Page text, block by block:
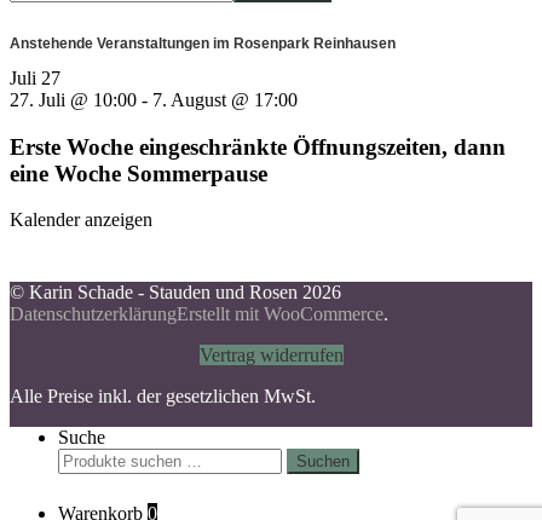
Anstehende Veranstaltungen im Rosenpark Reinhausen
Juli 27
27. Juli @ 10:00 - 7. August @ 17:00
Erste Woche eingeschränkte Öffnungszeiten, dann
eine Woche Sommerpause
Kalender anzeigen
© Karin Schade - Stauden und Rosen 2026
DatenschutzerklärungErstellt mit WooCommerce.
Vertrag widerrufen
Alle Preise inkl. der gesetzlichen MwSt.
Suche
Suchen
nach:
Suchen
Warenkorb 0